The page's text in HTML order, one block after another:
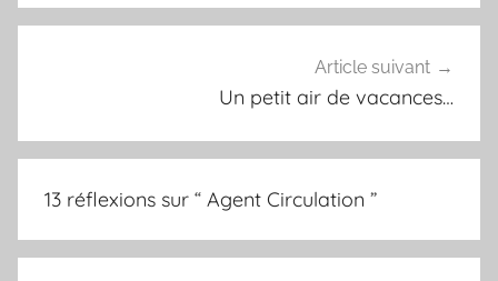
l’article
Article suivant
Un petit air de vacances…
13 réflexions sur “ Agent Circulation ”